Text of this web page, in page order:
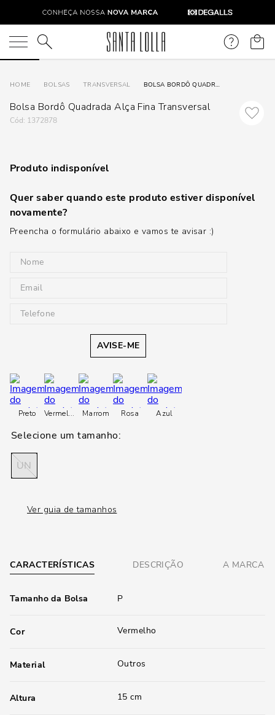
O que você está procurando?
BOLSAS TRANSVERSAL BOLSA BORDÔ QUADRADA ALÇA FINA TRANSVERSAL
Bolsa Bordô Quadrada Alça Fina Transversal
: 1372878
Produto indisponível
Quer saber quando este produto estiver disponível
novamente?
Preencha o formulário abaixo e vamos te avisar :)
AVISE-ME
Preto Vermelho Vermelho
Marrom Rosa Azul
UN
Ver guia de tamanhos
CARACTERÍSTICAS DESCRIÇÃO A MARCA
Tamanho da Bolsa P
Cor Vermelho
Material Outros
Altura 15 cm